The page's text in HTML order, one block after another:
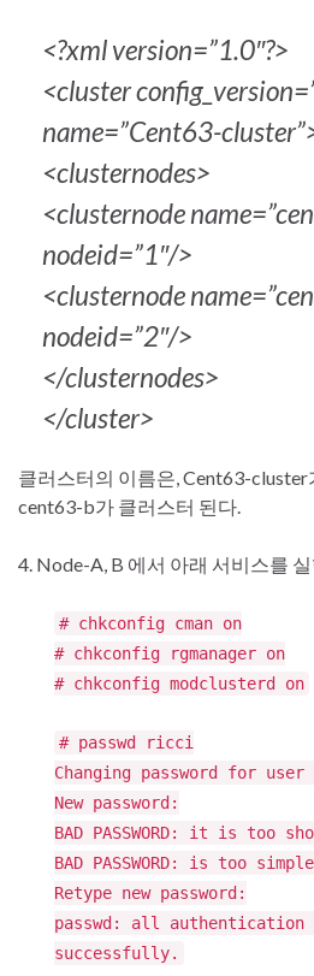
<?xml version=”1.0″?>
<cluster
name=”Cent63-
<clusternodes>
<clusternode
nodeid=”1″/>
<clusternode
nodeid=”2″/>
</clusternodes>
</cluster>
클러스터의 이름은, Cent63-cluster
cent63-b가 클러스터 된다.
4. Node-A, B 에서 아래 서비스를
# chkconfig cman on
# chkconfig rgmanager on
# chkconfig modclusterd on
# passwd ricci
Changing password for
New password:
BAD PASSWORD: it is too
BAD PASSWORD: is too simple
Retype new password:
passwd: all authentication
successfully.